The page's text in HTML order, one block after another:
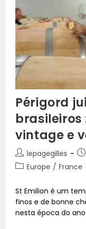
Périgord
brasileiros
vintage e
lepagegilles
Europe / France
St Emilion é um
finos e de bonne
nesta época do